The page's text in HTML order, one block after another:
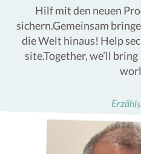
Hilf mit den neuen
sichern.Gemeinsam
die Welt hinaus! Help
site.Together, we’ll